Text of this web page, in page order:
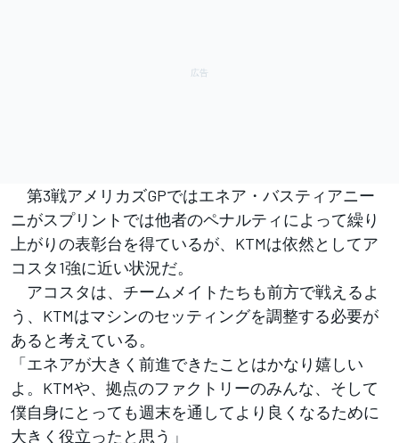
第3戦アメリカズGPではエネア・バスティアニー
ニがスプリントでは他者のペナルティによって繰り
上がりの表彰台を得ているが、KTMは依然としてア
コスタ1強に近い状況だ。
アコスタは、チームメイトたちも前方で戦えるよ
う、KTMはマシンのセッティングを調整する必要が
あると考えている。
「エネアが大きく前進できたことはかなり嬉しい
よ。KTMや、拠点のファクトリーのみんな、そして
僕自身にとっても週末を通してより良くなるために
大きく役立ったと思う」